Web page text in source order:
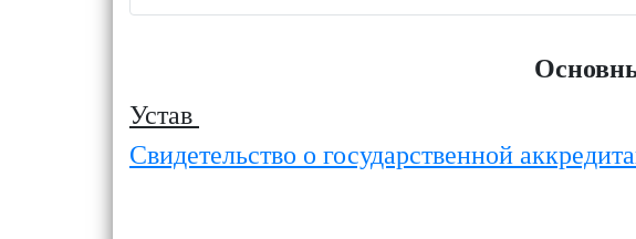
Устав
Свидетельство о государственной